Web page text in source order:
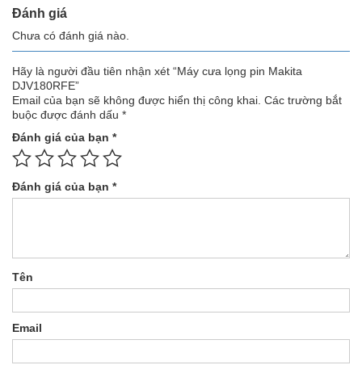
Đánh giá
Chưa có đánh giá nào.
Hãy là người đầu tiên nhận xét “Máy cưa lọng pin Makita
DJV180RFE”
Email của bạn sẽ không được hiển thị công khai. Các trường bắt
buộc được đánh dấu *
Đánh giá của bạn *
Đánh giá của bạn *
Tên
Email